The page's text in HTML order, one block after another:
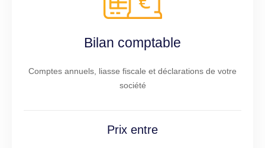
Bilan comptable
Comptes annuels, liasse fiscale et déclarations de votre
société
Prix entre